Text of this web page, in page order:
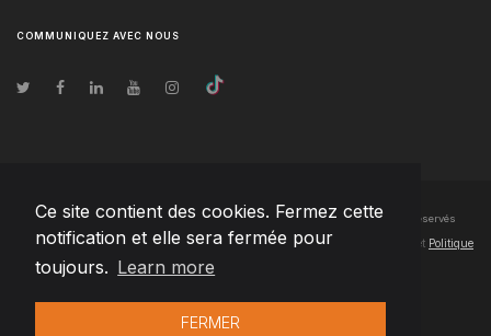
Ce site contient des cookies. Fermez cette
notification et elle sera fermée pour
toujours. Learn more
FERMER
COMMUNIQUEZ AVEC NOUS
© Droits d'auteur2026 Team Extension SA France- Tous les droits sont réservés
Changelog● En utilisant ce site, vous acceptez nos Conditions d'utilisation et Politique
de confidentialité